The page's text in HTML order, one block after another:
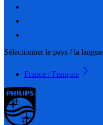
Sélectionner le pays / la langue
France / Français